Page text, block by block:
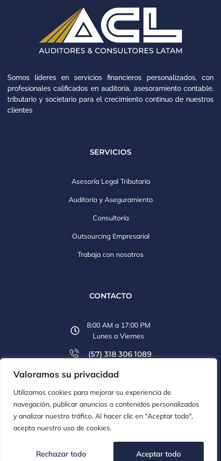
Valoramos su privacidad
Utilizamos cookies para mejorar su experiencia de
navegación, publicar anuncios o contenidos personalizados
y analizar nuestro tráfico. Al hacer clic en "Aceptar todo",
acepta nuestro uso de cookies.
Rechazar todo Aceptar todo
Somos líderes en servicios financieros personalizados, con
profesionales calificados en auditoría, asesoramiento contable,
tributario y societario para el crecimiento continuo de nuestros
clientes
SERVICIOS
Asesoría Legal Tributaria
Auditoría y Aseguramiento
Consultoría
Outsourcing Empresarial
Trabaja con nosotros
CONTACTO
8:00 AM a 17:00 PM
Lunes a Viernes
(57) 318 306 1089
(57) 607 6569 774
info@aclco.co